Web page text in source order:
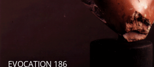
EVOCATION 186